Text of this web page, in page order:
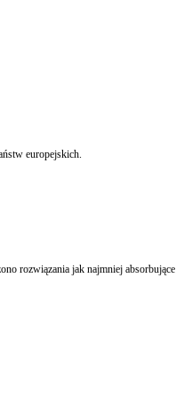
europejskich.
rozwiązania jak najmniej absorbujące